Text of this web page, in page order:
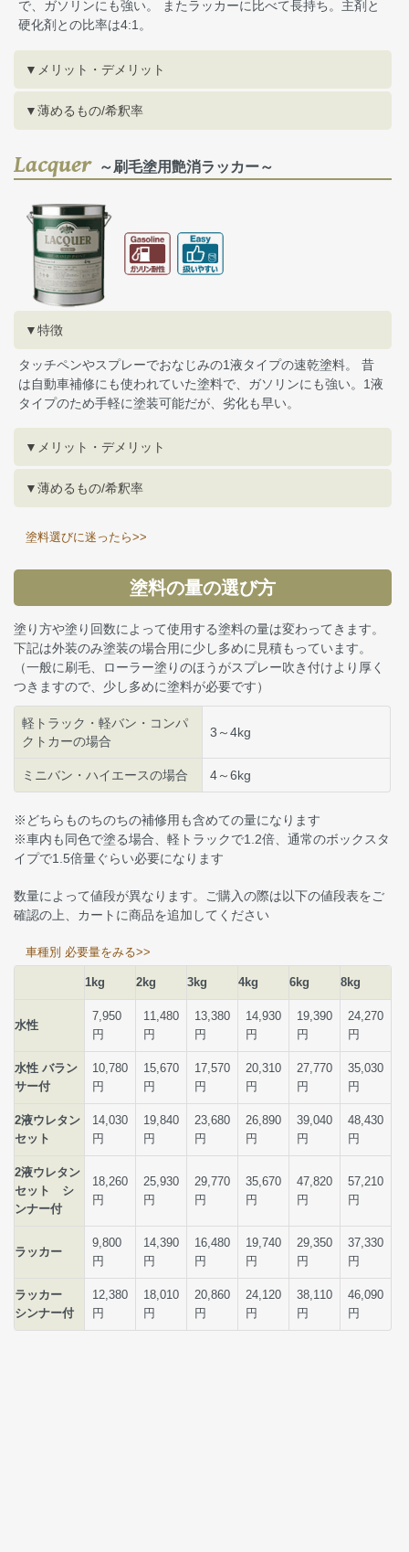
で、ガソリンにも強い。 またラッカーに比べて長持ち。主剤と
硬化剤との比率は4:1。
▼メリット・デメリット
▼薄めるもの/希釈率
Lacquer～刷毛塗用艶消ラッカー～
▼特徴
タッチペンやスプレーでおなじみの1液タイプの速乾塗料。 昔
は自動車補修にも使われていた塗料で、ガソリンにも強い。1液
タイプのため手軽に塗装可能だが、劣化も早い。
▼メリット・デメリット
▼薄めるもの/希釈率
塗料選びに迷ったら>>
塗料の量の選び方
塗り方や塗り回数によって使用する塗料の量は変わってきます。
下記は外装のみ塗装の場合用に少し多めに見積もっています。
（一般に刷毛、ローラー塗りのほうがスプレー吹き付けより厚く
つきますので、少し多めに塗料が必要です）
軽トラック・軽バン・コンパ
クトカーの場合
3～4kg
ミニバン・ハイエースの場合 4～6kg
※どちらものちのちの補修用も含めての量になります
※車内も同色で塗る場合、軽トラックで1.2倍、通常のボックスタ
イプで1.5倍量ぐらい必要になります
数量によって値段が異なります。ご購入の際は以下の値段表をご
確認の上、カートに商品を追加してください
車種別 必要量をみる>>